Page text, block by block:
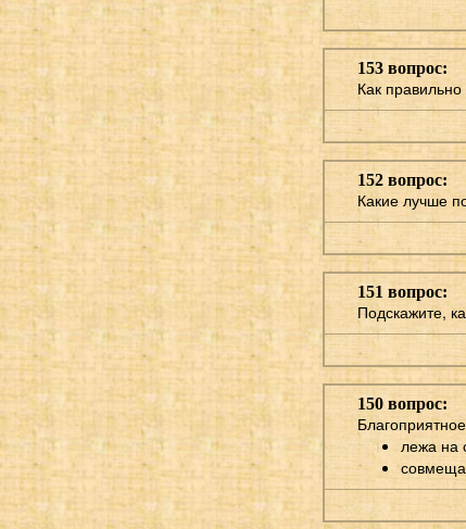
153 вопрос:
Как
152 вопрос:
Какие лучше
151 вопрос:
Подскажите,
150 вопрос:
лежа на